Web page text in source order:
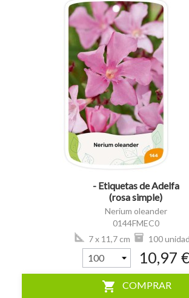
- Etiquetas de Adelfa
(rosa simple)
Nerium oleander
0144FMEC0
7 x 11,7 cm
100
10,97 €
shopping_cart COMPRAR